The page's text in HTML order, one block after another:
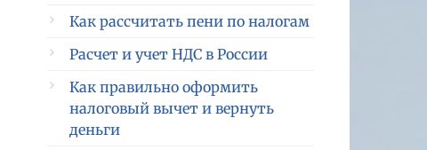
Как рассчитать пени по налогам
Расчет и учет НДС в России
Как правильно оформить
налоговый вычет и вернуть
деньги